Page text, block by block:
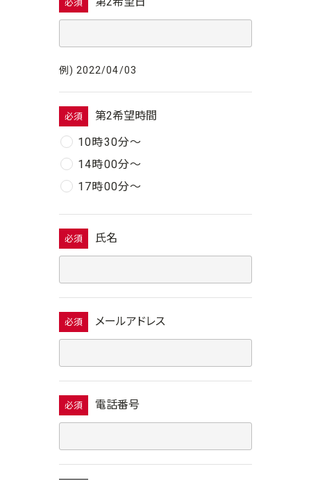
必須
例) 2022/04/03
必須
第2希望時間
10時30分〜
14時00分〜
17時00分〜
必須 氏名
必須 メールアドレス
必須 電話番号